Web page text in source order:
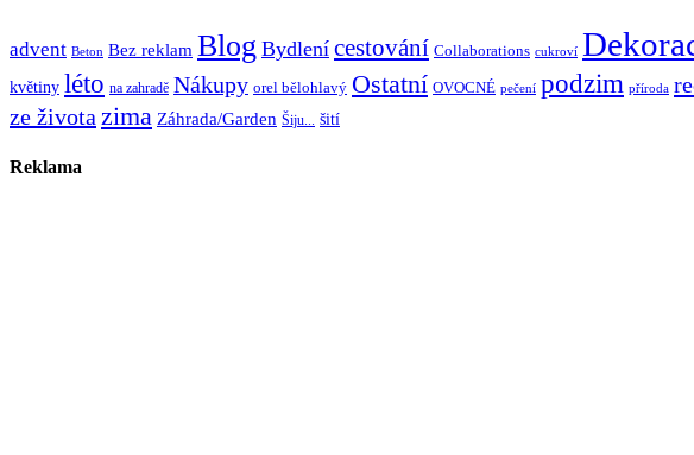
advent Beton Bez reklam Blog Bydlení cestování Collaborations cukroví
květiny léto na zahradě Nákupy orel bělohlavý Ostatní OVOCNÉ pečení podzim příroda
ze života zima Záhrada/Garden Šiju... šití
Reklama